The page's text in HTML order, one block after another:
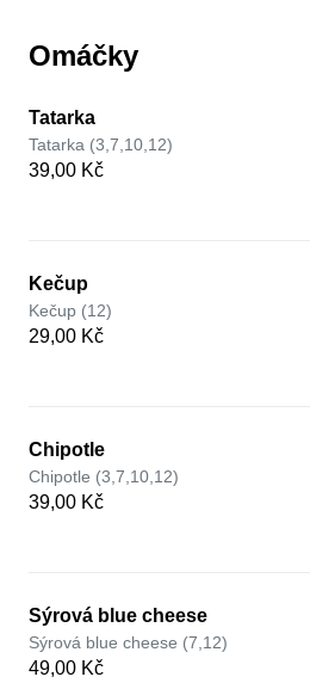
Omáčky
Tatarka
Tatarka (3,7,10,12)
39,00 Kč
Kečup
Kečup (12)
29,00 Kč
Chipotle
Chipotle (3,7,10,12)
39,00 Kč
Sýrová blue cheese
Sýrová blue cheese (7,12)
49,00 Kč